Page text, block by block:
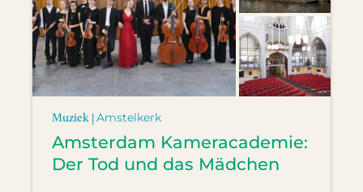
Muziek |Amstelkerk
Amsterdam Kameracademie:
Der Tod und das Mädchen